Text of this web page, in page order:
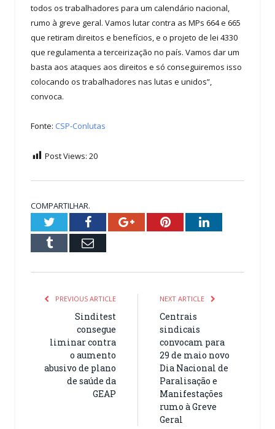
todos os trabalhadores para um calendário nacional,
rumo à greve geral. Vamos lutar contra as MPs 664 e 665
que retiram direitos e benefícios, e o projeto de lei 4330
que regulamenta a terceirização no país. Vamos dar um
basta aos ataques aos direitos e só conseguiremos isso
colocando os trabalhadores nas lutas e unidos”,
convoca.
Fonte: CSP-Conlutas
Post Views: 20
COMPARTILHAR.
TwitterFacebookGoogle+PinterestLinkedIn
Tumblr Email
PREVIOUS ARTICLE
Sinditest
consegue
liminar contra
o aumento
abusivo de plano
de saúde da
GEAP
NEXT ARTICLE
Centrais
sindicais
convocam para
29 de maio novo
Dia Nacional de
Paralisação e
Manifestações
rumo à Greve
Geral